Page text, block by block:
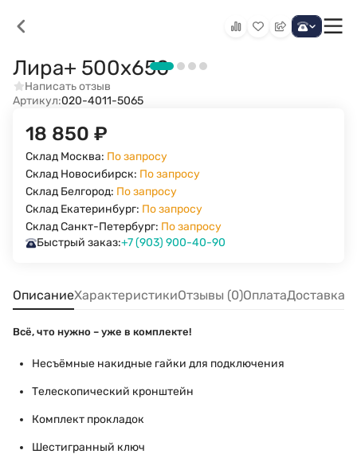
Лира+ 500х650
Написать отзыв
Артикул:020-4011-5065
18 850 ₽
Склад Москва: По запросу
Склад Новосибирск: По запросу
Склад Белгород: По запросу
Склад Екатеринбург: По запросу
Склад Санкт-Петербург: По запросу
Быстрый заказ:+7 (903) 900-40-90
ОписаниеХарактеристикиОтзывы (0)ОплатаДоставка
Всё, что нужно – уже в комплекте!
Несъёмные накидные гайки для подключения
Телескопический кронштейн
Комплект прокладок
Шестигранный ключ